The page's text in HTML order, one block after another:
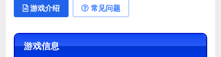
游戏介绍 常见问题
游戏信息